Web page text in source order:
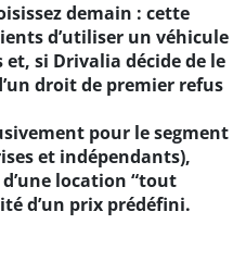
demain : cette
d’utiliser un véhicule
si Drivalia décide de le
droit de premier refus
pour le segment
et indépendants),
location “tout
d’un prix prédéfini.